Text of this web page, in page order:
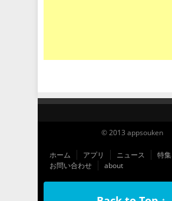
© 2013 appsouken
ホーム アプリ ニュース 特集
お問い合わせ
about